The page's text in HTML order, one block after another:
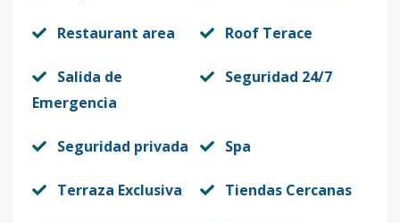
Restaurant area Roof Terace
Salida de
Emergencia
Seguridad 24/7
Seguridad privada Spa
Terraza Exclusiva Tiendas Cercanas